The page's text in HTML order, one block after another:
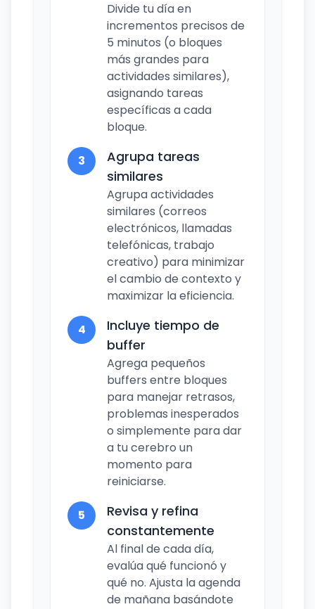
Divide tu día en
incrementos precisos de
5 minutos (o bloques
más grandes para
actividades similares),
asignando tareas
específicas a cada
bloque.
3
Agrupa tareas
similares
Agrupa actividades
similares (correos
electrónicos, llamadas
telefónicas, trabajo
creativo) para minimizar
el cambio de contexto y
maximizar la eficiencia.
4
Incluye tiempo de
buffer
Agrega pequeños
buffers entre bloques
para manejar retrasos,
problemas inesperados
o simplemente para dar
a tu cerebro un
momento para
reiniciarse.
5
Revisa y refina
constantemente
Al final de cada día,
evalúa qué funcionó y
qué no. Ajusta la agenda
de mañana basándote